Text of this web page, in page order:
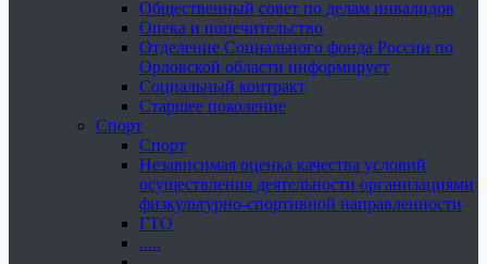
Общественный совет по делам инвалидов
Опека и попечительство
Отделение Социального фонда России по
Орловской области информирует
Социальный контракт
Старшее поколение
Спорт
Спорт
Независимая оценка качества условий
осуществления деятельности организациями
физкультурно-спортивной направленности
ГТО
.....